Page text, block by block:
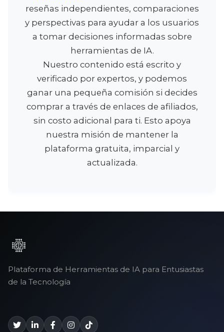
reseñas independientes, comparaciones
y perspectivas para ayudar a los usuarios
a tomar decisiones informadas sobre
herramientas de IA.
Nuestro contenido está escrito y
verificado por expertos, y podemos
ganar una pequeña comisión si decides
comprar a través de enlaces de afiliados,
sin costo adicional para ti. Esto apoya
nuestra misión de mantener la
plataforma gratuita, imparcial y
actualizada.
Plataforma de Herramientas de IA para Entusiastas
de la Tecnología